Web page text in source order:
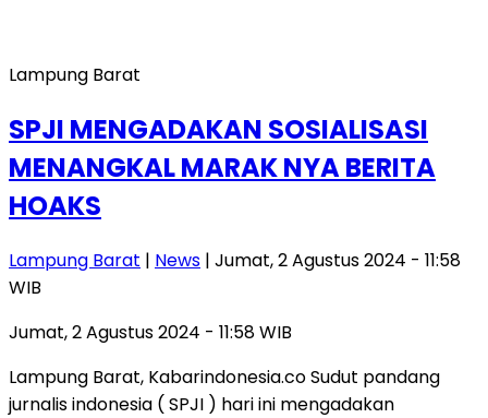
Lampung Barat
SPJI MENGADAKAN SOSIALISASI
MENANGKAL MARAK NYA BERITA
HOAKS
Lampung Barat | News | Jumat, 2 Agustus 2024 - 11:58
WIB
Jumat, 2 Agustus 2024 - 11:58 WIB
Lampung Barat, Kabarindonesia.co Sudut pandang
jurnalis indonesia ( SPJI ) hari ini mengadakan